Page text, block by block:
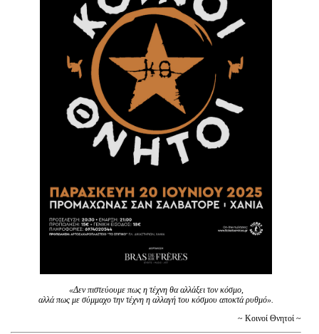
«Δεν πιστεύουμε πως η τέχνη θα αλλάξει τον κόσμο,
αλλά πως με σύμμαχο την τέχνη η αλλαγή του κόσμου αποκτά ρυθμό».
~ Κοινοί Θνητοί ~